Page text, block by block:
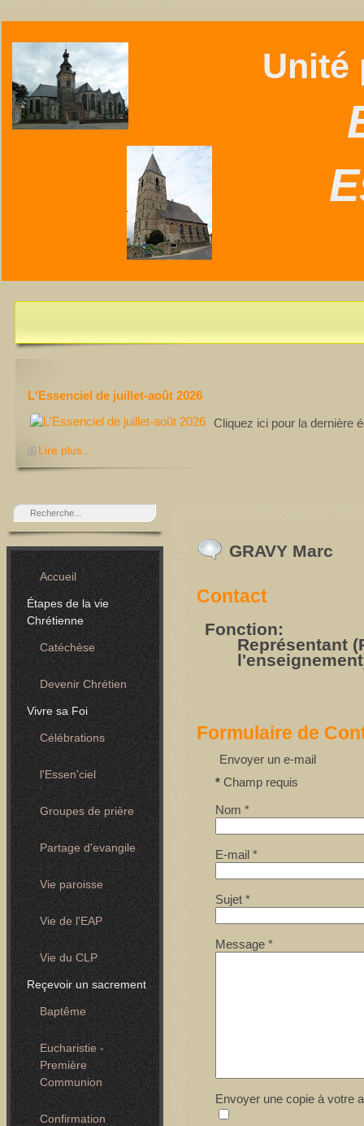
Unité
L'Essentiel de juillet-août 2026 est disponible
L'Essenciel de juillet-août 2026
Cliquez ici pour la dernière
Lire plus...
Accueil
Étapes de la vie
Chrétienne
Catéchèse
Devenir Chrétien
Vivre sa Foi
Célébrations
l'Essen'ciel
Groupes de prière
Partage d'evangile
Vie paroisse
Vie de l'EAP
Vie du CLP
Reçevoir un sacrement
Baptême
Eucharistie -
Première
Communion
Confirmation
GRAVY Marc
Contact
Fonction:
Représentant
Formulaire de
Envoyer un e-mail
*Champ requis
Nom *
E-mail*
Sujet*
Message*
Envoyer une copie à votre